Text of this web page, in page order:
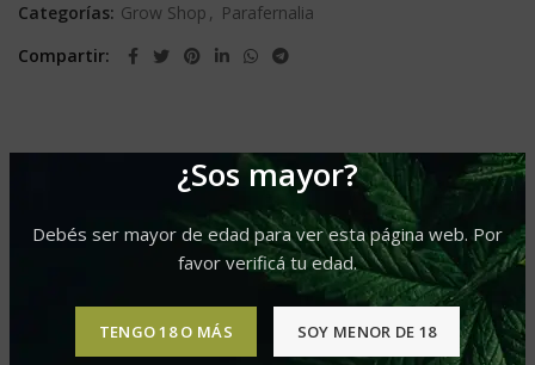
¿Sos mayor?
Debés ser mayor de edad para ver esta página web. Por
favor verificá tu edad.
TENGO 18 O MÁS SOY MENOR DE 18
Categorías: Grow Shop , Parafernalia
Compartir
PRODUCTOS RELACIONADOS